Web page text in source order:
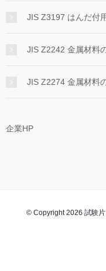
JIS Z3197 はんだ付
JIS Z2242 金属材料
JIS Z2274 金属材料
企業HP
© Copyright 2026 試験